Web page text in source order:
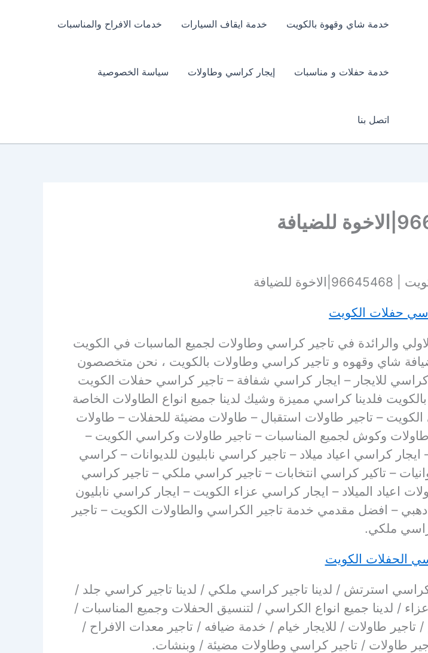
خدمة شاي وقهوة بالكويت خدمة ايقاف السيارات خدمات الافراح والمناسبات
خدمة حفلات و مناسبات إيجار كراسي وطاولات سياسة الخصوصية
اتصل بنا
للضيافة
حفلات الكويت
والرائدة في تاجير كراسي وطاولات لجميع الماسبات في الكويت
شاي وقهوه و تاجير كراسي وطاولات بالكويت ، نحن متخصصون
للايجار – ايجار كراسي شفافة – تاجير كراسي حفلات الكويت
فلدينا كراسي مميزة وشيك لدينا جميع انواع الطاولات الخاصة
– تاجير طاولات استقبال – طاولات مضيئة للحفلات – طاولات
وكوش لجميع المناسبات – تاجير طاولات وكراسي الكويت –
ايجار كراسي اعياد ميلاد – تاجير كراسي نابليون للديوانات – كراسي
– تاكير كراسي انتخابات – تاجير كراسي ملكي – تاجير كراسي
اعياد الميلاد – ايجار كراسي عزاء الكويت – ايجار كراسي نابليون
– افضل مقدمي خدمة تاجير الكراسي والطاولات الكويت – تاجير
ملكي.
الحفلات الكويت
كراسي استرتش / لدينا تاجير كراسي ملكي / لدينا تاجير كراسي جلد /
/ لدينا جميع انواع الكراسي / لتنسيق الحفلات وجميع المناسبات /
طاولات / للايجار خيام / خدمة ضيافه / تاجير معدات الافراح /
طاولات / تاجير كراسي وطاولات مضيئة / وبنشات.